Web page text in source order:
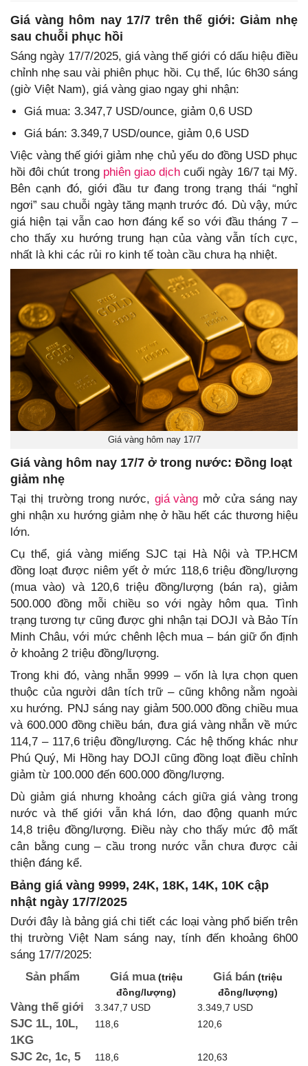
Giá vàng hôm nay 17/7 trên thế giới: Giảm nhẹ
sau chuỗi phục hồi
Sáng ngày 17/7/2025, giá vàng thế giới có dấu hiệu điều
chỉnh nhẹ sau vài phiên phục hồi. Cụ thể, lúc 6h30 sáng
(giờ Việt Nam), giá vàng giao ngay ghi nhận:
Giá mua: 3.347,7 USD/ounce, giảm 0,6 USD
Giá bán: 3.349,7 USD/ounce, giảm 0,6 USD
Việc vàng thế giới giảm nhẹ chủ yếu do đồng USD phục
hồi đôi chút trong phiên giao dịchcuối ngày 16/7 tại Mỹ.
Bên cạnh đó, giới đầu tư đang trong trạng thái “nghỉ
ngơi” sau chuỗi ngày tăng mạnh trước đó. Dù vậy, mức
giá hiện tại vẫn cao hơn đáng kể so với đầu tháng 7 –
cho thấy xu hướng trung hạn của vàng vẫn tích cực,
nhất là khi các rủi ro kinh tế toàn cầu chưa hạ nhiệt.
Giá vàng hôm nay 17/7
Giá vàng hôm nay 17/7 ở trong nước: Đồng loạt
giảm nhẹ
Tại thị trường trong nước, giá vàng mở cửa sáng nay
ghi nhận xu hướng giảm nhẹ ở hầu hết các thương hiệu
lớn.
Cụ thể, giá vàng miếng SJC tại Hà Nội và TP.HCM
đồng loạt được niêm yết ở mức 118,6 triệu đồng/lượng
(mua vào) và 120,6 triệu đồng/lượng (bán ra), giảm
500.000 đồng mỗi chiều so với ngày hôm qua. Tình
trạng tương tự cũng được ghi nhận tại DOJI và Bảo Tín
Minh Châu, với mức chênh lệch mua – bán giữ ổn định
ở khoảng 2 triệu đồng/lượng.
Trong khi đó, vàng nhẫn 9999 – vốn là lựa chọn quen
thuộc của người dân tích trữ – cũng không nằm ngoài
xu hướng. PNJ sáng nay giảm 500.000 đồng chiều mua
và 600.000 đồng chiều bán, đưa giá vàng nhẫn về mức
114,7 – 117,6 triệu đồng/lượng. Các hệ thống khác như
Phú Quý, Mi Hồng hay DOJI cũng đồng loạt điều chỉnh
giảm từ 100.000 đến 600.000 đồng/lượng.
Dù giảm giá nhưng khoảng cách giữa giá vàng trong
nước và thế giới vẫn khá lớn, dao động quanh mức
14,8 triệu đồng/lượng. Điều này cho thấy mức độ mất
cân bằng cung – cầu trong nước vẫn chưa được cải
thiện đáng kể.
Bảng giá vàng 9999, 24K, 18K, 14K, 10K cập
nhật ngày 17/7/2025
Dưới đây là bảng giá chi tiết các loại vàng phổ biến trên
thị trường Việt Nam sáng nay, tính đến khoảng 6h00
sáng 17/7/2025:
Sản phẩm
Giá mua(triệu
đồng/lượng)
Giá bán(triệu
đồng/lượng)
Vàng thế giới 3.347,7 USD 3.349,7 USD
SJC 1L, 10L,
1KG
118,6 120,6
SJC 2c, 1c, 5 118,6 120,63